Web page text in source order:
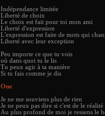
Indépendance limitée
Liberté de choix
Le choix est fait pour toi mon ami
Liberté d'expression
L'expression est faite de mots qui
Liberté avec leur exception
Peu importe ce que tu vois
où dans quoi tu le lis
Tu peux agir à ta manière
Si tu fais comme je dis
One
Je ne me souviens plus de rien
Je ne peux pas dire si c'est de le
Au plus profond de moi je ressens le